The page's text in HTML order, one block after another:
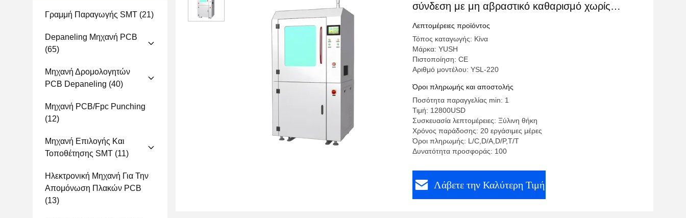
Γραμμή Παραγωγής SMT (21)
Depaneling Μηχανή PCB
(65)
Μηχανή Δρομολογητών
PCB Depaneling (40)
Μηχανή PCB/fpc Punching
(12)
Μηχανή Επιλογής Και
Τοποθέτησης SMT (11)
Ηλεκτρονική Μηχανή Για Την
Απομόνωση Πλακών PCB
(13)
σύνδεση με μη αβραστικό καθαρισμό χωρίς
δευτερογενή απόβλητα και χωρητικότητα 5-10Kg
Hopper
Λεπτομέρειες προϊόντος
Τόπος καταγωγής: Κίνα
Μάρκα: YUSH
Πιστοποίηση: CE
Αριθμό μοντέλου: YSL-220
Όροι πληρωμής και αποστολής
Ποσότητα παραγγελίας min: 1
Τιμή: 12800USD
Συσκευασία λεπτομέρειες: Ξύλινη θήκη
Χρόνος παράδοσης: 20 εργάσιμες μέρες
Όροι πληρωμής: L/C,D/A,D/P,T/T
Δυνατότητα προσφοράς: 100
Λάβετε την Καλύτερη Τιμή